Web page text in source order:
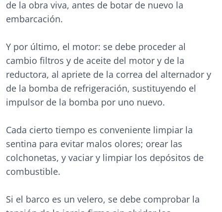
de la obra viva, antes de botar de nuevo la
embarcación.
Y por último, el motor: se debe proceder al
cambio filtros y de aceite del motor y de la
reductora, al apriete de la correa del alternador y
de la bomba de refrigeración, sustituyendo el
impulsor de la bomba por uno nuevo.
Cada cierto tiempo es conveniente limpiar la
sentina para evitar malos olores; orear las
colchonetas, y vaciar y limpiar los depósitos de
combustible.
Si el barco es un velero, se debe comprobar la